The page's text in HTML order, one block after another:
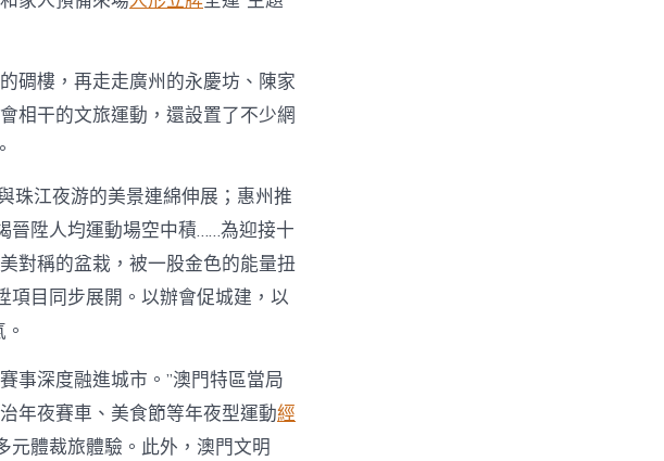
碉樓，再走走廣州的永慶坊、陳家
相干的文旅運動，還設置了不少網
珠江夜游的美景連綿伸展；惠州推
晉陞人均運動場空中積……為迎接十
對稱的盆栽，被一股金色的能量扭
項目同步展開。以辦會促城建，以
事深度融進城市。”澳門特區當局
年夜賽車、美食節等年夜型運動經
元體裁旅體驗。此外，澳門文明